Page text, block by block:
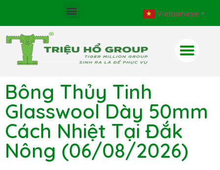
Vietnamese ▼
Bông Thủy Tinh
Glasswool Dày 50mm
Cách Nhiệt Tại Đắk
Nông (06/08/2026)